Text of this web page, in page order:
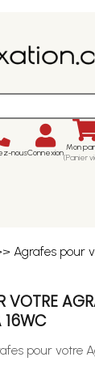
nousConnexion Mon
(Panier
Agrafes pour
VOTRE
16WC
pour votre